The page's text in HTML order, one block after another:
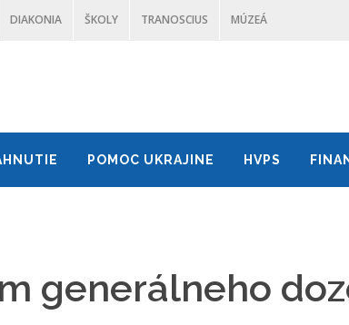
DIAKONIA ŠKOLY TRANOSCIUS MÚZEÁ
POMOC UKRAJINE HVPS
generálneho